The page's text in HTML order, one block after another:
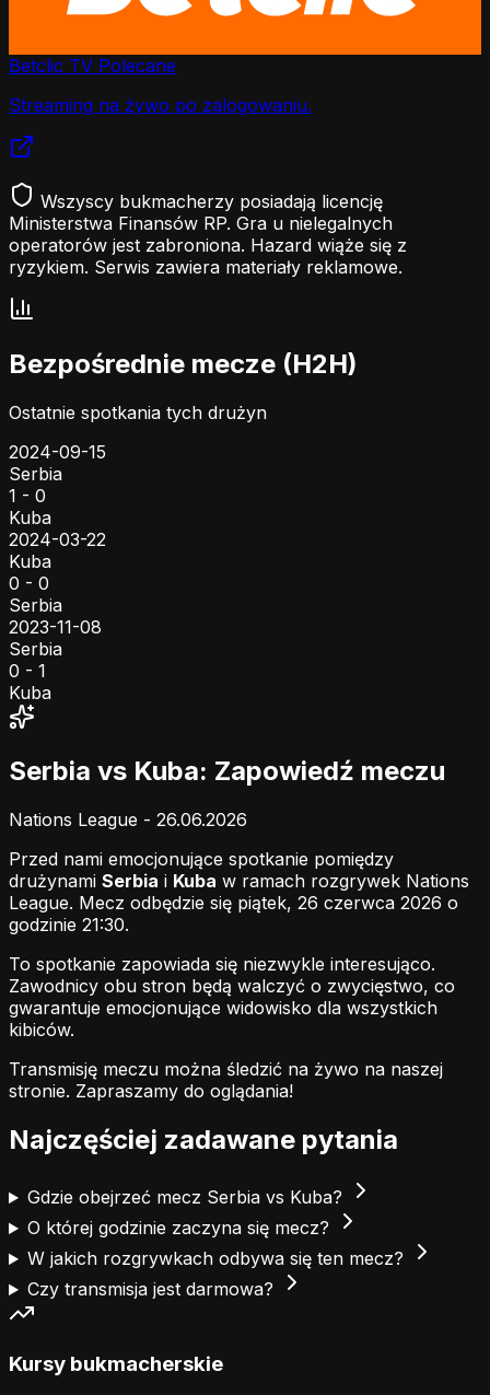
Betclic TV Polecane
Streaming na żywo po zalogowaniu.
Wszyscy bukmacherzy posiadają licencję
Ministerstwa Finansów RP. Gra u nielegalnych
operatorów jest zabroniona. Hazard wiąże się z
ryzykiem. Serwis zawiera materiały reklamowe.
Bezpośrednie mecze (H2H)
Ostatnie spotkania tych drużyn
2024-09-15
Serbia
1 - 0
Kuba
2024-03-22
Kuba
0 - 0
Serbia
2023-11-08
Serbia
0 - 1
Kuba
Serbia vs Kuba: Zapowiedź meczu
Nations League - 26.06.2026
Przed nami emocjonujące spotkanie pomiędzy
drużynami Serbia i Kuba w ramach rozgrywek Nations
League. Mecz odbędzie się piątek, 26 czerwca 2026 o
godzinie 21:30.
To spotkanie zapowiada się niezwykle interesująco.
Zawodnicy obu stron będą walczyć o zwycięstwo, co
gwarantuje emocjonujące widowisko dla wszystkich
kibiców.
Transmisję meczu można śledzić na żywo na naszej
stronie. Zapraszamy do oglądania!
Najczęściej zadawane pytania
Gdzie obejrzeć mecz Serbia vs Kuba?
O której godzinie zaczyna się mecz?
W jakich rozgrywkach odbywa się ten mecz?
Czy transmisja jest darmowa?
Kursy bukmacherskie